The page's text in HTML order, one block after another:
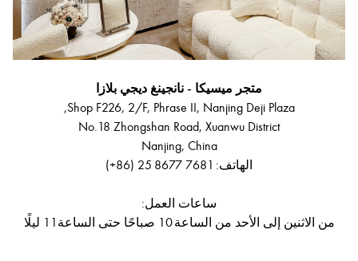
متجر ميسيكا - نانجينغ ديجي بلازا
Shop F226, 2/F, Phrase II, Nanjing Deji Plaza,
No.18 Zhongshan Road, Xuanwu District
Nanjing, China
الهاتف: ‎(+86) 25 8677 7681
ساعات العمل:
من الاثنين إلى الأحد من الساعة 10 صباحًا حتى الساعة 11 ليلًا